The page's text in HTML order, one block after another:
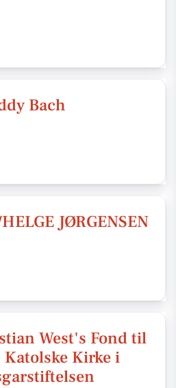
Bach
JØRGENSEN
West's Fond til
Kirke i